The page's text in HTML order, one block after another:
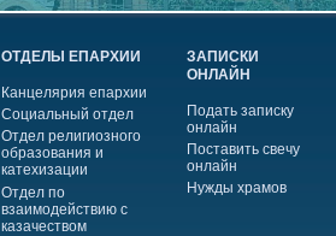
ОТДЕЛЫ ЕПАРХИИ
Канцелярия епархии
Социальный отдел
Отдел религиозного
образования и
катехизации
Отдел по
взаимодействию с
казачеством
ЗАПИСКИ
ОНЛАЙН
Подать записку
онлайн
Поставить свечу
онлайн
Нужды храмов